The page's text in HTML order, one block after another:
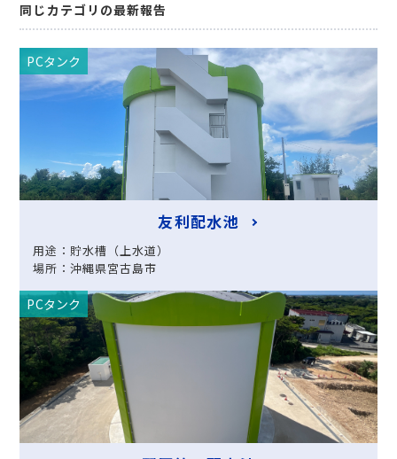
同じカテゴリの最新報告
PCタンク
友利配水池
用途：貯水槽（上水道）
場所：沖縄県宮古島市
PCタンク